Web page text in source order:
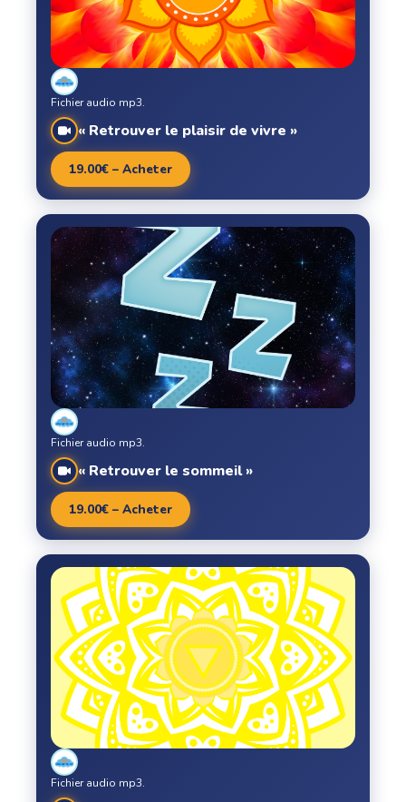
« Retrouver le plaisir de vivre »
Fichier audio mp3.
19.00€ – Acheter
« Retrouver le sommeil »
Fichier audio mp3.
19.00€ – Acheter
Fichier audio mp3.